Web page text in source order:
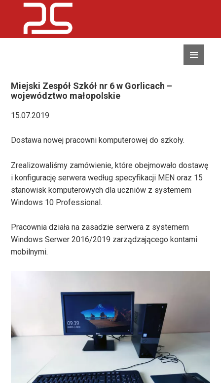
Miejski Zespół Szkół nr 6 w Gorlicach –
województwo małopolskie
15.07.2019
Dostawa nowej pracowni komputerowej do szkoły.
Zrealizowaliśmy zamówienie, które obejmowało dostawę
i konfigurację serwera według specyfikacji MEN oraz 15
stanowisk komputerowych dla uczniów z systemem
Windows 10 Professional.
Pracownia działa na zasadzie serwera z systemem
Windows Serwer 2016/2019 zarządzającego kontami
mobilnymi.